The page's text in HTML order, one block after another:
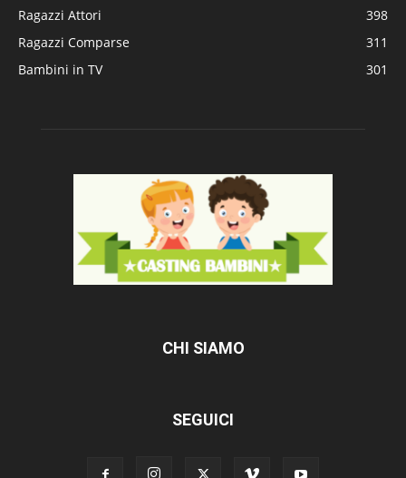
Ragazzi Attori
398
Ragazzi Comparse
311
Bambini in TV
301
CHI SIAMO
SEGUICI